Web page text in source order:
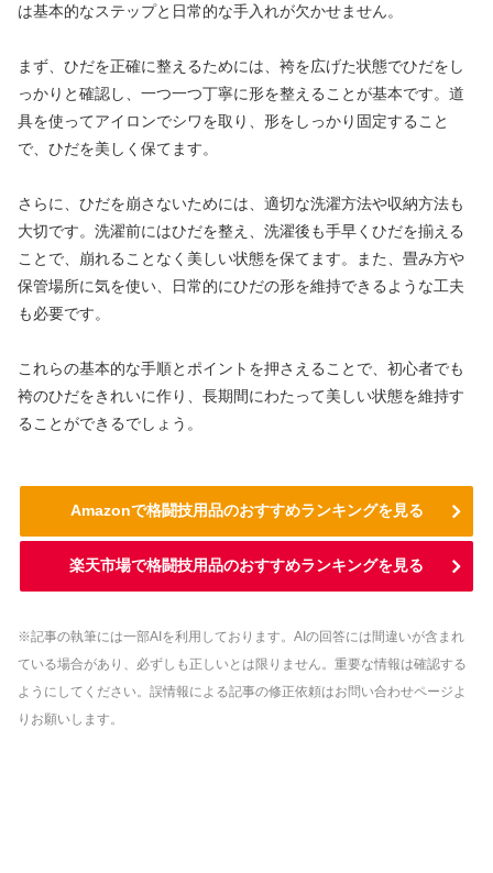
は基本的なステップと日常的な手入れが欠かせません。
まず、ひだを正確に整えるためには、袴を広げた状態でひだをし
っかりと確認し、一つ一つ丁寧に形を整えることが基本です。道
具を使ってアイロンでシワを取り、形をしっかり固定すること
で、ひだを美しく保てます。
さらに、ひだを崩さないためには、適切な洗濯方法や収納方法も
大切です。洗濯前にはひだを整え、洗濯後も手早くひだを揃える
ことで、崩れることなく美しい状態を保てます。また、畳み方や
保管場所に気を使い、日常的にひだの形を維持できるような工夫
も必要です。
これらの基本的な手順とポイントを押さえることで、初心者でも
袴のひだをきれいに作り、長期間にわたって美しい状態を維持す
ることができるでしょう。
Amazonで格闘技用品のおすすめランキングを見る
楽天市場で格闘技用品のおすすめランキングを見る
※記事の執筆には一部AIを利用しております。AIの回答には間違いが含まれ
ている場合があり、必ずしも正しいとは限りません。重要な情報は確認する
ようにしてください。誤情報による記事の修正依頼はお問い合わせページよ
りお願いします。